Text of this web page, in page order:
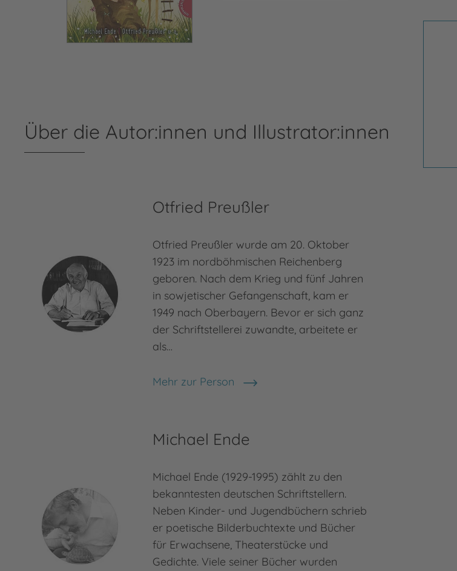
Über die Autor:innen und Illustrator:innen
Otfried Preußler
Otfried Preußler wurde am 20. Oktober
1923 im nordböhmischen Reichenberg
geboren. Nach dem Krieg und fünf Jahren
in sowjetischer Gefangenschaft, kam er
1949 nach Oberbayern. Bevor er sich ganz
der Schriftstellerei zuwandte, arbeitete er
als…
Mehr zur Person
Otfried Preußler
Michael Ende
Michael Ende (1929-1995) zählt zu den
bekanntesten deutschen Schriftstellern.
Neben Kinder- und Jugendbüchern schrieb
er poetische Bilderbuchtexte und Bücher
für Erwachsene, Theaterstücke und
Gedichte. Viele seiner Bücher wurden